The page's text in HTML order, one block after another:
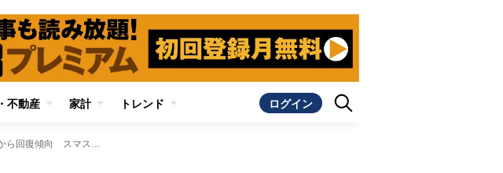
不動産 家計 トレンド ログイン
《人気凋落に歯止め？》パチンコ・パチスロ人口が昨年の過去最低から回復傾向 スマスロではヒット機種が続々登場、広告宣伝のルール緩和も追い風に